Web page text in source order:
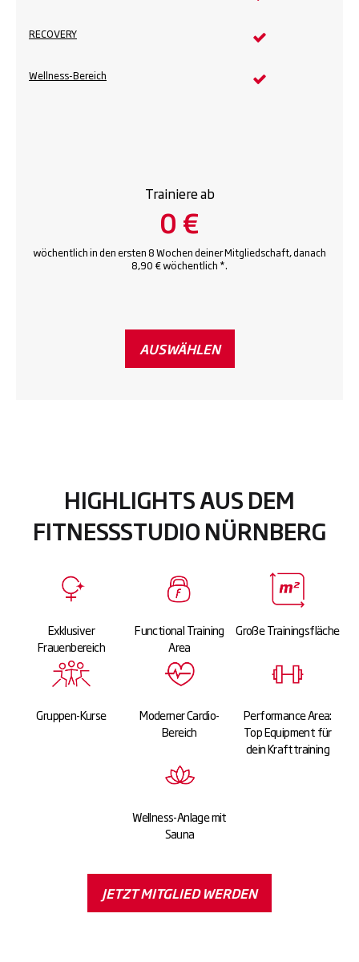
RECOVERY
Wellness-Bereich
Trainiere ab
0 €
wöchentlich in den ersten 8 Wochen deiner Mitgliedschaft, danach
8,90 € wöchentlich *.
AUSWÄHLEN
HIGHLIGHTS AUS DEM
FITNESSSTUDIO NÜRNBERG
Exklusiver
Frauenbereich
Functional Training
Area
Große Trainingsfläche
Gruppen-Kurse
Moderner Cardio-
Bereich
Performance Area:
Top Equipment für
dein Krafttraining
Wellness-Anlage mit
Sauna
JETZT MITGLIED WERDEN